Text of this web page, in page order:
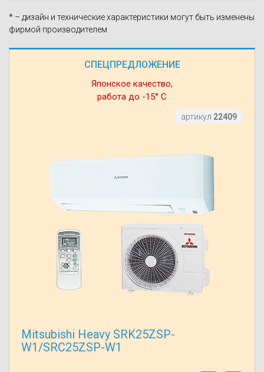
СПЕЦПРЕДЛОЖЕНИЕ
Японское качество,
работа до -15° С
артикул 22409
Mitsubishi Heavy SRK25ZSP-
W1/SRC25ZSP-W1
* – дизайн и технические характеристики могут быть изменены
фирмой производителем